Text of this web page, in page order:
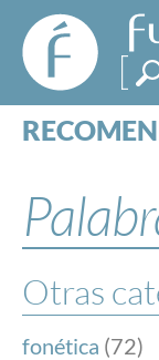
FundéuRAE
- Fundación
del Español
Urgente
NOTICIAS
SOBRE
Otras
fonética (72)